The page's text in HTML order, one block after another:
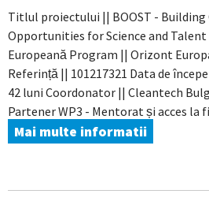
Titlul proiectului || BOOST -
Opportunities for Science and Talent
Europeană Program || Orizont
Referință || 101217321 Data de
42 luni Coordonator || Cleantech
Partener WP3 - Mentorat și acces la
Mai multe informatii